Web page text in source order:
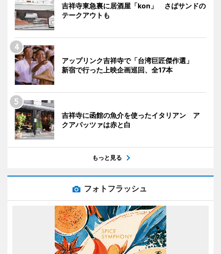
吉祥寺東急裏に居酒屋「kon」 さばサンドの
テークアウトも
アップリンク吉祥寺で「台湾巨匠傑作選」
新宿で行った上映企画巡回、全17本
吉祥寺に函館の魚介を使ったイタリアン ア
クアパッツァは赤と白
もっと見る
フォトフラッシュ